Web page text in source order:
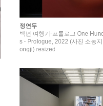
정연두
백년 여행기-프롤로그 One
s - Prologue, 2022 (사진 소농
ongji) resized